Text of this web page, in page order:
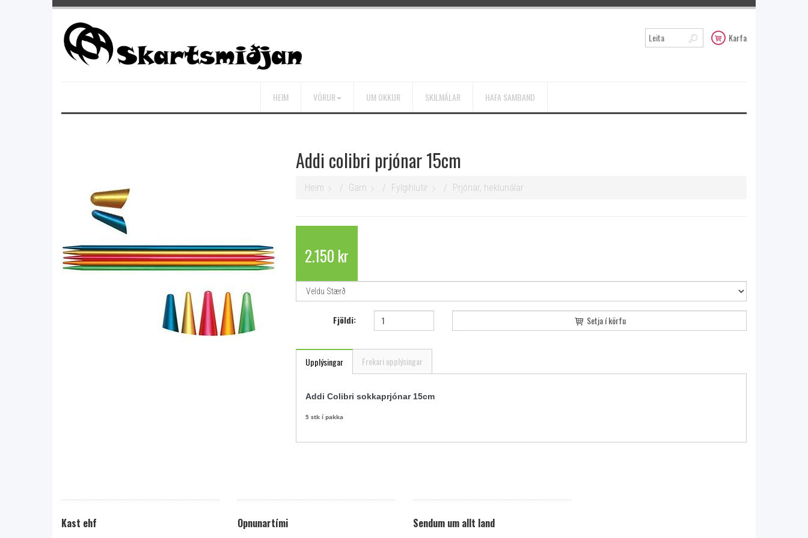
Karfa
HEIM VÖRUR UM OKKUR SKILMÁLAR HAFA SAMBAND
Addi colibri prjónar 15cm
Heim Garn Fylgihlutir Prjónar, heklunálar
2.150 kr
Fjöldi: Setja í körfu
Upplýsingar Frekari upplýsingar
Addi Colibri sokkaprjónar 15cm
5 stk í pakka
Kast ehf Opnunartími Sendum um allt land